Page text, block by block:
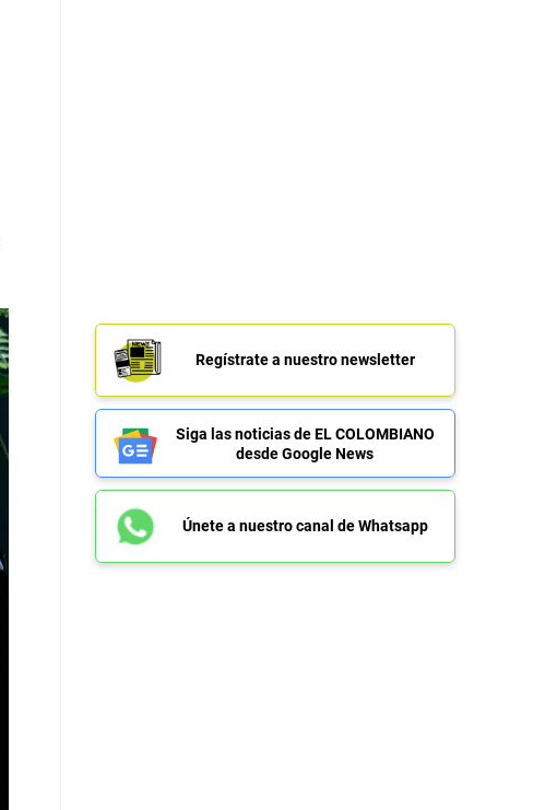
Regístrate a nuestro newsletter
Siga las noticias de EL COLOMBIANO
desde Google News
Únete a nuestro canal de Whatsapp